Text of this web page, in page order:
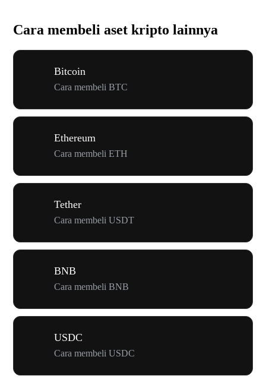
Cara membeli aset kripto lainnya
Bitcoin
Cara membeli BTC
Ethereum
Cara membeli ETH
Tether
Cara membeli USDT
BNB
Cara membeli BNB
USDC
Cara membeli USDC